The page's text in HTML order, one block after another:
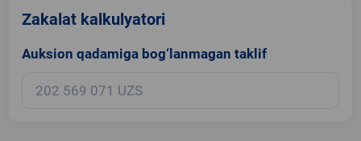
Zakalat kalkulyatori
Auksion qadamiga bog‘lanmagan taklif